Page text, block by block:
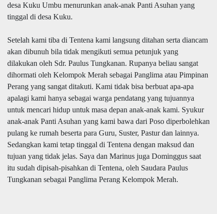
desa Kuku Umbu menurunkan anak-anak Panti Asuhan yang
tinggal di desa Kuku.
Setelah kami tiba di Tentena kami langsung ditahan serta diancam
akan dibunuh bila tidak mengikuti semua petunjuk yang
dilakukan oleh Sdr. Paulus Tungkanan. Rupanya beliau sangat
dihormati oleh Kelompok Merah sebagai Panglima atau Pimpinan
Perang yang sangat ditakuti. Kami tidak bisa berbuat apa-apa
apalagi kami hanya sebagai warga pendatang yang tujuannya
untuk mencari hidup untuk masa depan anak-anak kami. Syukur
anak-anak Panti Asuhan yang kami bawa dari Poso diperbolehkan
pulang ke rumah beserta para Guru, Suster, Pastur dan lainnya.
Sedangkan kami tetap tinggal di Tentena dengan maksud dan
tujuan yang tidak jelas. Saya dan Marinus juga Dominggus saat
itu sudah dipisah-pisahkan di Tentena, oleh Saudara Paulus
Tungkanan sebagai Panglima Perang Kelompok Merah.